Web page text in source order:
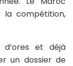
la compétition,
d’ores et déjà
un dossier de